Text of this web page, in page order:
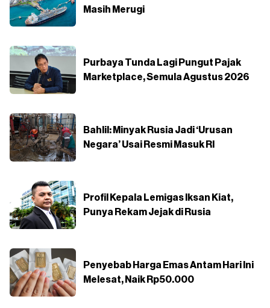
Masih Merugi
Purbaya Tunda Lagi Pungut Pajak
Marketplace, Semula Agustus 2026
Bahlil: Minyak Rusia Jadi ‘Urusan
Negara’ Usai Resmi Masuk RI
Profil Kepala Lemigas Iksan Kiat,
Punya Rekam Jejak di Rusia
Penyebab Harga Emas Antam Hari Ini
Melesat, Naik Rp50.000